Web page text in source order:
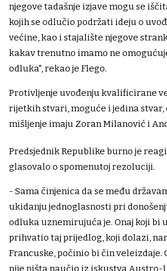
njegove tadašnje izjave mogu se
kojih se odlučio podržati ideju o
većine, kao i stajalište njegove
kakav trenutno imamo ne
odluka", rekao je Flego.
Protivljenje uvođenju kvalificirane
rijetkih stvari, moguće i jedina stvar,
mišljenje imaju Zoran Milanović i
Predsjednik Republike burno je
glasovalo o spomenutoj rezoluciji.
- Sama činjenica da se među
ukidanju jednoglasnosti pri
odluka uznemirujuća je. Onaj koji bi
prihvatio taj prijedlog, koji dolazi,
Francuske, počinio bi čin veleizdaje.
nije ništa naučio iz iskustva Austro-